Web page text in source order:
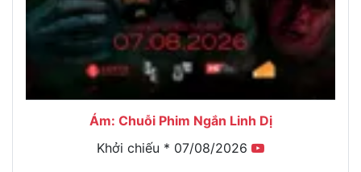
Ám: Chuỗi Phim Ngắn Linh Dị
Khởi chiếu * 07/08/2026